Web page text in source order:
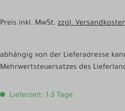
Preis inkl. MwSt. zzgl.
abhängig von der Lieferadresse
Mehrwertsteuersatzes des
Lieferzeit: 1-3 Tage